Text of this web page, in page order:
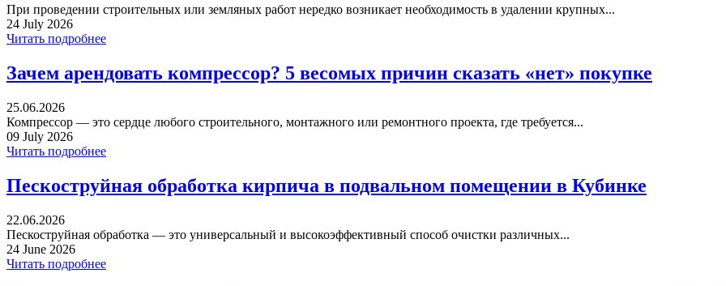
При проведении строительных или земляных работ нередко возникает необходимость в удалении крупных...
24 July 2026
Читать подробнее
Зачем арендовать компрессор? 5 весомых причин сказать «нет» покупке
25.06.2026
Компрессор — это сердце любого строительного, монтажного или ремонтного проекта, где требуется...
09 July 2026
Читать подробнее
Пескоструйная обработка кирпича в подвальном помещении в Кубинке
22.06.2026
Пескоструйная обработка — это универсальный и высокоэффективный способ очистки различных...
24 June 2026
Читать подробнее